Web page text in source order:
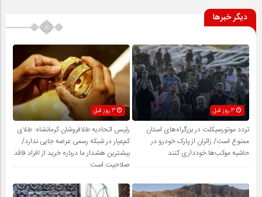
دیگر خبرها
3 روز قبل
تردد موتورسیکلت در بزرگراه‌های استان
ممنوع است/ زائران از پارک خودرو در
حاشیه موکب‌ها خودداری کنند
رئیس اتحادیه طلافروشان کرمانشاه: طلای
کم‌عیار در شبکه رسمی عرضه جایی ندارد/
بیشترین هشدار ما درباره خرید از افراد فاقد
صلاحیت است